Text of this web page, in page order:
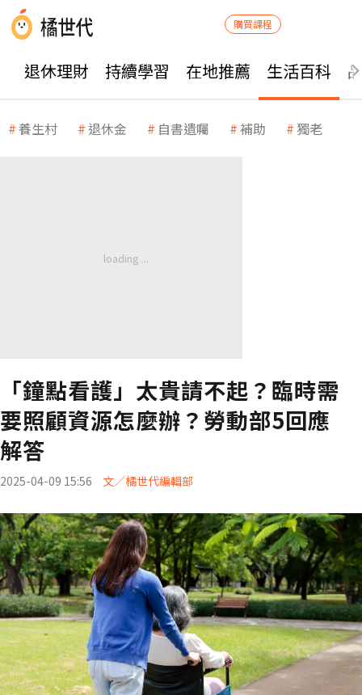
購買課程
退休理財 持續學習 在地推薦 生活百科
養生村 退休金 自書遺囑 補助 獨老
「鐘點看護」太貴請不起？臨時需
要照顧資源怎麼辦？勞動部5回應
解答
2025-04-09 15:56 文／橘世代編輯部